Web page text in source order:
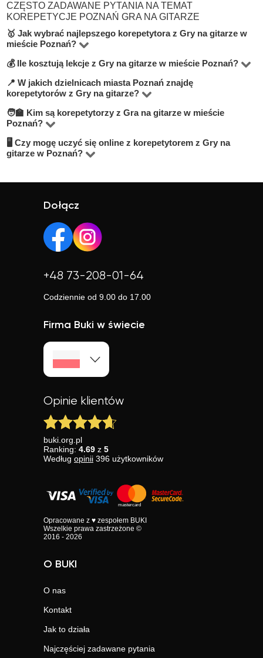
CZĘSTO ZADAWANE PYTANIA NA TEMAT
KOREPETYCJE POZNAŃ GRA NA GITARZE
🥇 Jak wybrać najlepszego korepetytora z Gry na gitarze w
mieście Poznań?
Na platformie BUKI znajdziesz 8 korepetytorów
oferujących zajęcia z Gra na gitarze w miejscowości
Poznań. Przy wyborze zwróć uwagę na cenę, opinie,
doświadczenie, wykształcenie oraz lokalizację. Warto
szukać korepetytorów z opcją darmowej lekcji próbnej,
aby sprawdzić, czy dany nauczyciel Ci odpowiada.
💰 Ile kosztują lekcje z Gry na gitarze w mieście Poznań?
Ceny zależą od poziomu, doświadczenia korepetytora i
trybu zajęć (online lub stacjonarnie). Średnia cena w
mieście Poznań wynosi od 60 do 100 zł/h.
📍 W jakich dzielnicach miasta Poznań znajdę
korepetytorów z Gry na gitarze?
Na BUKI możesz znaleźć nauczycieli w niemal
wszystkich dzielnicach miasta Poznań. Możesz też
wybrać lekcje online, jeśli zależy Ci na elastyczności.
🧑‍🏫 Kim są korepetytorzy z Gra na gitarze w mieście
Poznań?
Na BUKI znajdziesz wykwalifikowanych nauczycieli,
studentów oraz praktyków z doświadczeniem. Średnia
🖥 Czy mogę uczyć się online z korepetytorem z Gry na
gitarze w Poznań?
Online możesz uczyć się w elastyczny sposób,
niezależnie od lokalizacji.
Dołącz
+48 73-208-01-64
Codziennie od 9.00 do 17.00
Firma Buki w świecie
Opinie klientów
buki.org.pl
Ranking: 4.69 z 5
Według opinii 396 użytkowników
Opracowane z ♥ zespołem BUKI
Wszelkie prawa zastrzeżone ©
2016 - 2026
O BUKI
O nas
Kontakt
Jak to działa
Najczęściej zadawane pytania